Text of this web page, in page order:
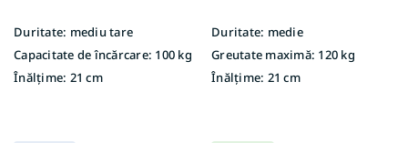
Duritate: mediu tare
Capacitate de încărcare: 100 kg
Înălțime: 21 cm
Duritate: medie
Greutate maximă: 120 kg
Înălțime: 21 cm